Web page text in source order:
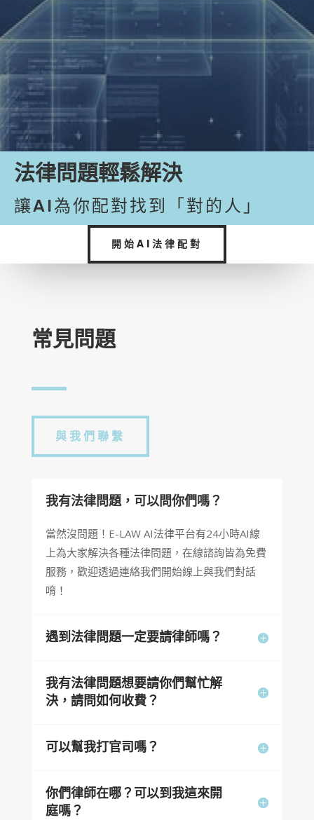
法律問題輕鬆解決
讓AI為你配對找到「對的人」
開始AI法律配對
常見問題
與我們聯繫
我有法律問題，可以問你們嗎？
當然沒問題！E-LAW AI法律平台有24小時AI線
上為大家解決各種法律問題，在線諮詢皆為免費
服務，歡迎透過連絡我們開始線上與我們對話
唷！
遇到法律問題一定要請律師嗎？
我有法律問題想要請你們幫忙解
決，請問如何收費？
可以幫我打官司嗎？
你們律師在哪？可以到我這來開
庭嗎？